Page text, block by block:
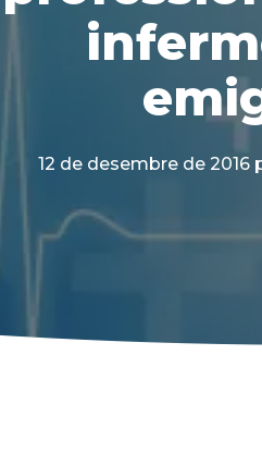
12 de desembre de 2016